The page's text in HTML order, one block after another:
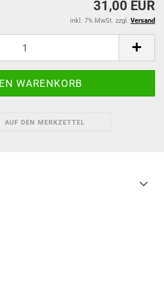
31,00 EUR
inkl. 7% MwSt. zzgl. Versand
AUF DEN MERKZETTEL